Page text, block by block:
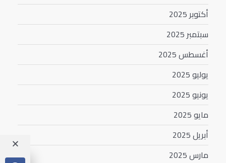
أكتوبر 2025
سبتمبر 2025
أغسطس 2025
يوليو 2025
يونيو 2025
مايو 2025
أبريل 2025
مارس 2025